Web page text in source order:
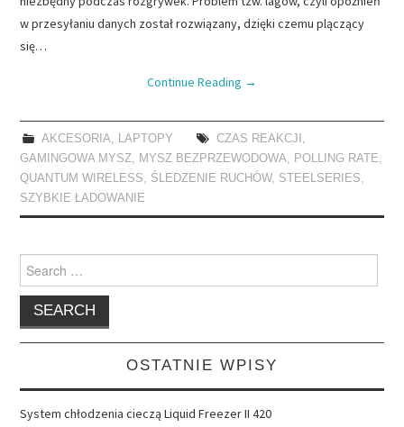
w przesyłaniu danych został rozwiązany, dzięki czemu plączący
się…
Continue Reading →
AKCESORIA, LAPTOPY CZAS REAKCJI ,
GAMINGOWA MYSZ, MYSZ BEZPRZEWODOWA, POLLING RATE,
QUANTUM WIRELESS, ŚLEDZENIE RUCHÓW, STEELSERIES,
SZYBKIE ŁADOWANIE
Search
for:
OSTATNIE WPISY
System chłodzenia cieczą Liquid Freezer II 420